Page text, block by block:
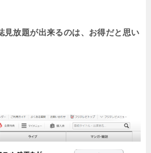
見放題が出来るのは、お得だと思い